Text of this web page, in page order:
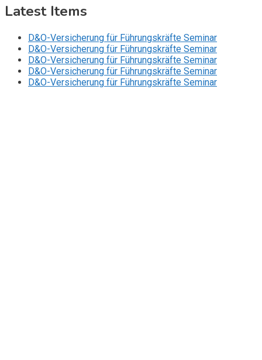
Latest Items
D&O-Versicherung für Führungskräfte Seminar
D&O-Versicherung für Führungskräfte Seminar
D&O-Versicherung für Führungskräfte Seminar
D&O-Versicherung für Führungskräfte Seminar
D&O-Versicherung für Führungskräfte Seminar